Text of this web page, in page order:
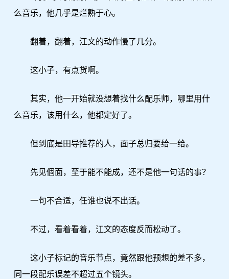
么音乐，他几乎是烂熟于心。
翻着，翻着，江文的动作慢了几分。
这小子，有点货啊。
其实，他一开始就没想着找什么配乐师，哪里用什
么音乐，该用什么，他都定好了。
但到底是田导推荐的人，面子总归要给一给。
先见個面，至于能不能成，还不是他一句话的事？
一句不合适，任谁也说不出话。
不过，看着看着，江文的态度反而松动了。
这小子标记的音乐节点，竟然跟他预想的差不多，
同一段配乐误差不超过五个镜头。